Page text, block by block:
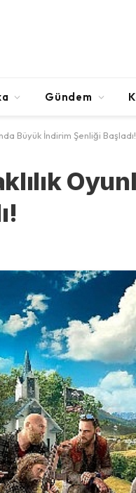
Gündem
Büyük İndirim Şenliği Başladı!